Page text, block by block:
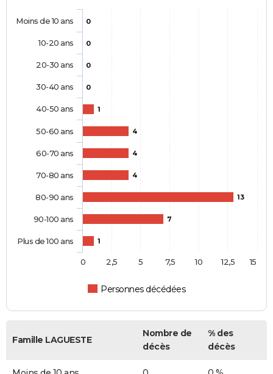
0
0
0
0
1
4
4
4
13
7
1
Personnes décédées
Moins de 10 ans
10-20 ans
20-30 ans
30-40 ans
40-50 ans
50-60 ans
60-70 ans
70-80 ans
80-90 ans
90-100 ans
Plus de 100 ans
0 2,5 5 7,5 10 12,5 15
Famille LAGUESTE
Nombre de
décès
% des
décès